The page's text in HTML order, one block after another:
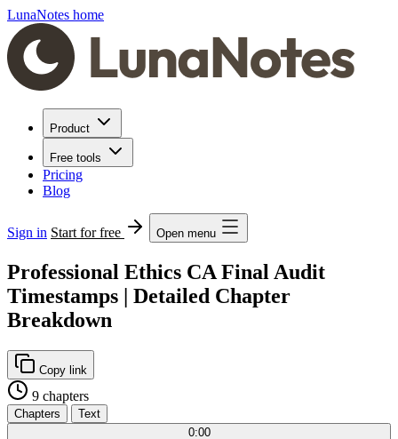
LunaNotes home
Product
Free tools
Pricing
Blog
Sign in Start for free Open menu
Professional Ethics CA Final Audit
Timestamps | Detailed Chapter
Breakdown
Copy link
9 chapters
Chapters
Text
0:00